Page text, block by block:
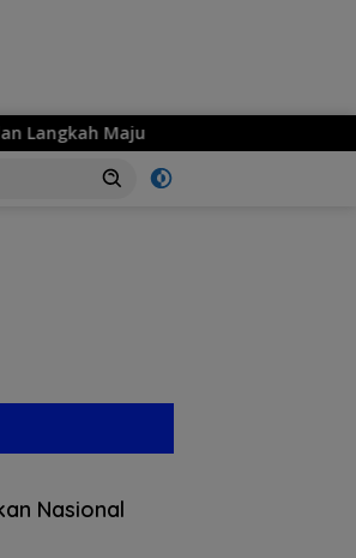
MPM Honda Jatim Siap Hadirkan
Nasional